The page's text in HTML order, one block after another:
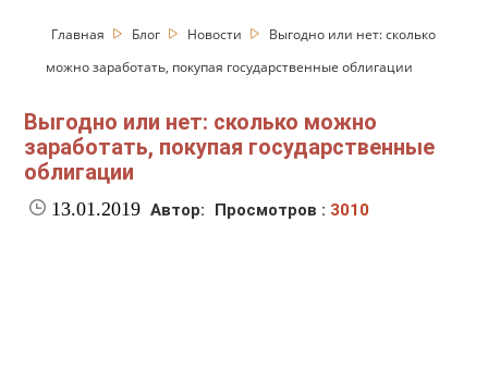
Главная Блог Новости
Выгодно или нет: сколько
можно заработать, покупая государственные облигации
Выгодно или нет: сколько можно
заработать, покупая государственные
облигации
13.01.2019 Автор: Просмотров : 3010